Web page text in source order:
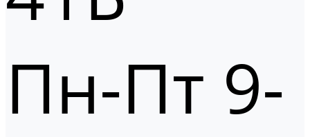
Пн-Пт 9-